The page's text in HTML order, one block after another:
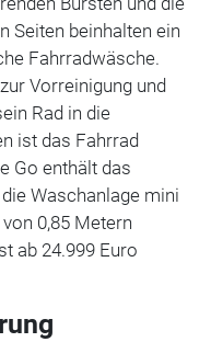
Seiten beinhalten ein
Fahrradwäsche.
Vorreinigung und
Rad in die
ist das Fahrrad
Go enthält das
Waschanlage mini
0,85 Metern
ab 24.999 Euro